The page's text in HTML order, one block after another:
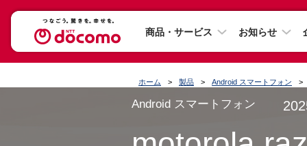
商品・サービス お知らせ
ホーム 製品 Android スマートフォン
Android スマートフォン